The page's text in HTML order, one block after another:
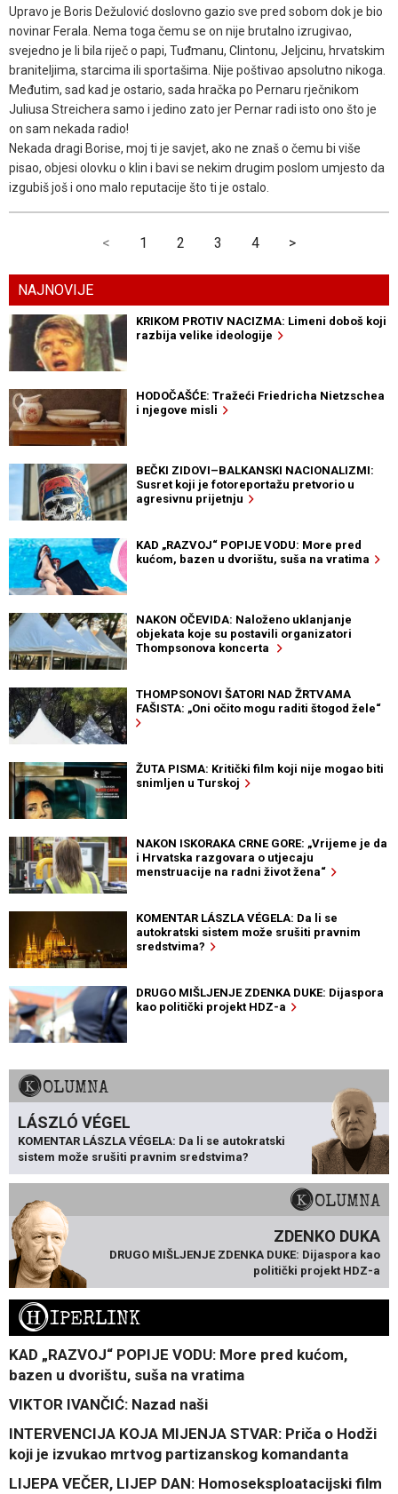
Upravo je Boris Dežulović doslovno gazio sve pred sobom dok je bio
novinar Ferala. Nema toga čemu se on nije brutalno izrugivao,
svejedno je li bila riječ o papi, Tuđmanu, Clintonu, Jeljcinu, hrvatskim
braniteljima, starcima ili sportašima. Nije poštivao apsolutno nikoga.
Međutim, sad kad je ostario, sada hračka po Pernaru rječnikom
Juliusa Streichera samo i jedino zato jer Pernar radi isto ono što je
on sam nekada radio!
Nekada dragi Borise, moj ti je savjet, ako ne znaš o čemu bi više
pisao, objesi olovku o klin i bavi se nekim drugim poslom umjesto da
izgubiš još i ono malo reputacije što ti je ostalo.
< 1 2 3 4 >
NAJNOVIJE
KRIKOM PROTIV NACIZMA: Limeni doboš koji
razbija velike ideologije
HODOČAŠĆE: Tražeći Friedricha Nietzschea
i njegove misli
BEČKI ZIDOVI–BALKANSKI NACIONALIZMI:
Susret koji je fotoreportažu pretvorio u
agresivnu prijetnju
KAD „RAZVOJ“ POPIJE VODU: More pred
kućom, bazen u dvorištu, suša na vratima
NAKON OČEVIDA: Naloženo uklanjanje
objekata koje su postavili organizatori
Thompsonova koncerta
THOMPSONOVI ŠATORI NAD ŽRTVAMA
FAŠISTA: „Oni očito mogu raditi štogod žele“
ŽUTA PISMA: Kritički film koji nije mogao biti
snimljen u Turskoj
NAKON ISKORAKA CRNE GORE: „Vrijeme je da
i Hrvatska razgovara o utjecaju
menstruacije na radni život žena“
KOMENTAR LÁSZLA VÉGELA: Da li se
autokratski sistem može srušiti pravnim
sredstvima?
DRUGO MIŠLJENJE ZDENKA DUKE: Dijaspora
kao politički projekt HDZ-a
KOLUMNA
LÁSZLÓ VÉGEL
KOMENTAR LÁSZLA VÉGELA: Da li se autokratski
sistem može srušiti pravnim sredstvima?
KOLUMNA
ZDENKO DUKA
DRUGO MIŠLJENJE ZDENKA DUKE: Dijaspora kao
politički projekt HDZ-a
HIPERLINK
KAD „RAZVOJ“ POPIJE VODU: More pred kućom,
bazen u dvorištu, suša na vratima
VIKTOR IVANČIĆ: Nazad naši
INTERVENCIJA KOJA MIJENJA STVAR: Priča o Hodži
koji je izvukao mrtvog partizanskog komandanta
LIJEPA VEČER, LIJEP DAN: Homoseksploatacijski film